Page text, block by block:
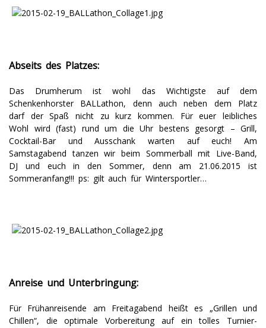
Abseits des Platzes:
Das Drumherum ist wohl das Wichtigste auf dem
Schenkenhorster BALLathon, denn auch neben dem Platz
darf der Spaß nicht zu kurz kommen. Für euer leibliches
Wohl wird (fast) rund um die Uhr bestens gesorgt – Grill,
Cocktail-Bar und Ausschank warten auf euch! Am
Samstagabend tanzen wir beim Sommerball mit Live-Band,
DJ und euch in den Sommer, denn am 21.06.2015 ist
Sommeranfang!!! ps: gilt auch für Wintersportler…
Anreise und Unterbringung:
Für Frühanreisende am Freitagabend heißt es „Grillen und
Chillen“, die optimale Vorbereitung auf ein tolles Turnier-